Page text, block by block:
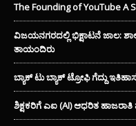
The Founding of YouTube A
ವಿಜಯನಗರದಲ್ಲಿ ಭಿಕ್ಷಾಟನೆ ಜಾಲ:
ತಾಯಂದಿರು
ಬ್ಯಾಕ್ ಟು ಬ್ಯಾಕ್ ಟ್ರೋಫಿ ಗೆದ್ದು
ಶಿಕ್ಷಕರಿಗೆ ಎಐ (AI) ಆಧರಿತ ಹಾಜರಾತಿ